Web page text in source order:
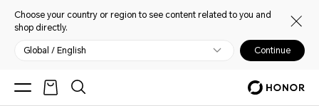
Choose your country or region to see content related to you and
shop directly.
Global / English Continue